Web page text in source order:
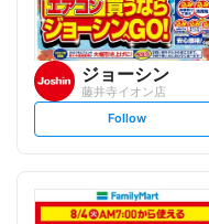
ジョーシン
藤井寺イオン店
s
t
l
o
w
Follow